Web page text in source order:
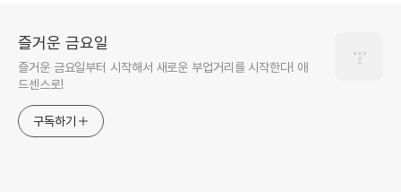
즐거운 금요일
즐거운 금요일부터 시작해서 새로운 부업거리를 시작한다! 애
드센스로!
구독하기